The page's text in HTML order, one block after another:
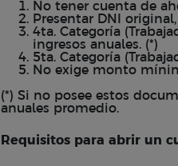
No tener cuenta de
Presentar DNI
4ta. Categoría
ingresos anuales. (*)
5ta. Categoría
No exige monto
(*) Si no posee estos
anuales promedio.
Requisitos para abrir un